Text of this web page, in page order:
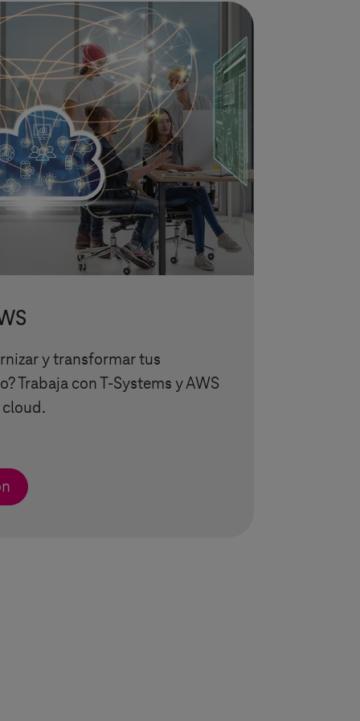
y transformar tus
Trabaja conT-Systems y AWS